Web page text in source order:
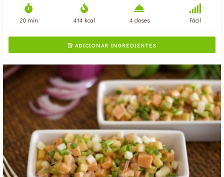
20 min 414 kcal 4 doses Fácil
ADICIONAR INGREDIENTES